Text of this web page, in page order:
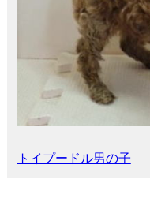
トイプードル男の子